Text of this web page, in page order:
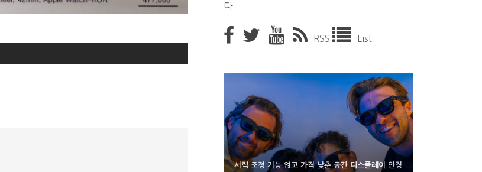
다.
RSS List
시력 조정 기능 얹고 가격 낮춘 공간 디스플레이 안경
D램 부족에 10억달러어치 아이폰18 프로세서 패키징